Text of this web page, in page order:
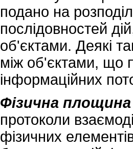
подано на
послідовностей
об'єктами. Деякі
між об'єктами, що
інформаційних
Фізична площина
протоколи
фізичних